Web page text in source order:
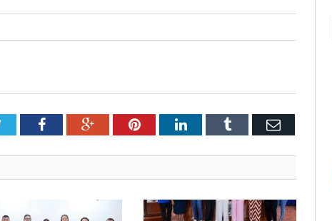
TwitterFacebookGoogle+PinterestLinkedInTumblr Email